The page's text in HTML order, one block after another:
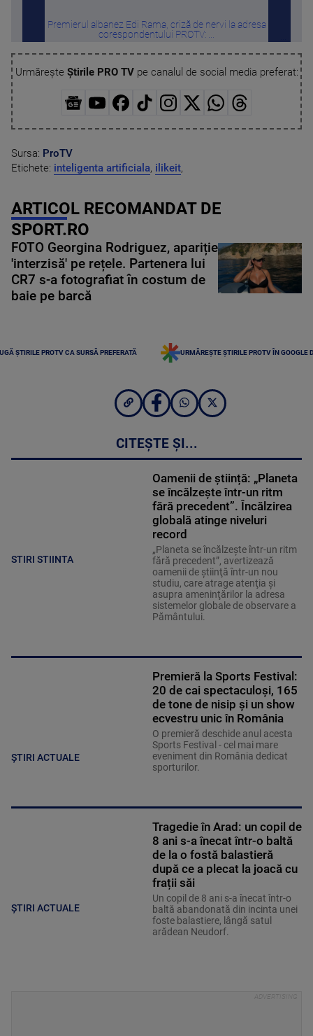
Premierul albanez Edi Rama, criză de nervi la adresa
corespondentului PROTV: ...
Urmărește Știrile PRO TVpe canalul de social media preferat:
Sursa: ProTV
Etichete: inteligenta artificiala, ilikeit,
ARTICOL RECOMANDAT DE
SPORT.RO
FOTO Georgina Rodriguez, apariție
'interzisă' pe rețele. Partenera lui
CR7 s-a fotografiat în costum de
baie pe barcă
ȘTIRILE PROTV CA SURSĂ PREFERATĂ URMĂREȘTE ȘTIRILE PROTV ÎN GOOGLE
CITEȘTE ȘI...
STIRI STIINTA
Oamenii de știință: „Planeta
se încălzește într-un ritm
fără precedent”. Încălzirea
globală atinge niveluri
record
„Planeta se încălzeşte într-un ritm
fără precedent”, avertizează
oamenii de ştiinţă într-un nou
studiu, care atrage atenţia şi
asupra ameninţărilor la adresa
sistemelor globale de observare a
Pământului.
ȘTIRI ACTUALE
Premieră la Sports Festival:
20 de cai spectaculoși, 165
de tone de nisip și un show
ecvestru unic în România
O premieră deschide anul acesta
Sports Festival - cel mai mare
eveniment din România dedicat
sporturilor.
ȘTIRI ACTUALE
Tragedie în Arad: un copil de
8 ani s-a înecat într-o baltă
de la o fostă balastieră
după ce a plecat la joacă cu
frații săi
Un copil de 8 ani s-a înecat într-o
baltă abandonată din incinta unei
foste balastiere, lângă satul
arădean Neudorf.